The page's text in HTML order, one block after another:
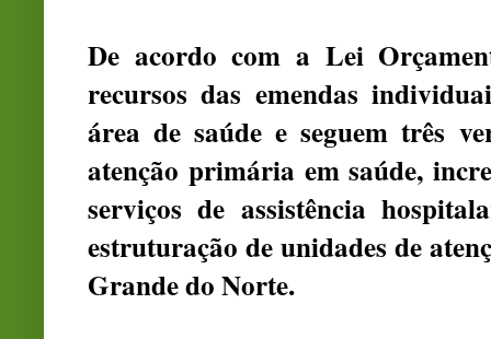
De acordo com a Lei
recursos das emendas
área de saúde e seguem três
atenção primária em saúde,
serviços de assistência
estruturação de unidades de
Grande do Norte.